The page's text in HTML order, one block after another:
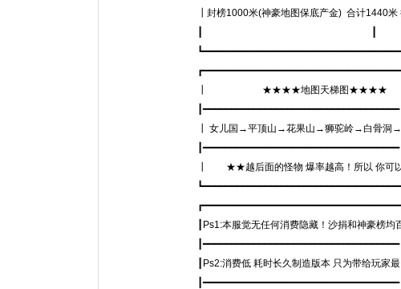
┃封榜1000米(神豪地图保底产金) 合计1440米 捐献
┃ ★★★★地图天梯图
┃━━━━━━━━━━━━━━━━━━━━━━━━━━━━━━━━━━━┃
┃ 女儿国→平顶山→花果山→狮驼岭→白骨洞→西天
┃━━━━━━━━━━━━━━━━━━━━━━━━━━━━━━━━━━━┃
┃ ★★越后面的怪物 爆率越高！所以 你可以
┃Ps1:本服觉无任何消费隐藏！沙捐和神豪榜均百分
┃━━━━━━━━━━━━━━━━━━━━━━━━━━━━━━━━━━━┃
┃Ps2:消费低 耗时长久制造版本 只为带给玩家
┃━━━━━━━━━━━━━━━━━━━━━━━━━━━━━━━━━━━┃